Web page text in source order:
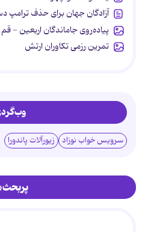
آزادگان جهان برای حذف ترامپ
پیاده‌روی جاماندگان اربعین - قم
تمرین رزمی تکاوران ارتش
سرویس خواب نوزاد زیورآلات پاندورا